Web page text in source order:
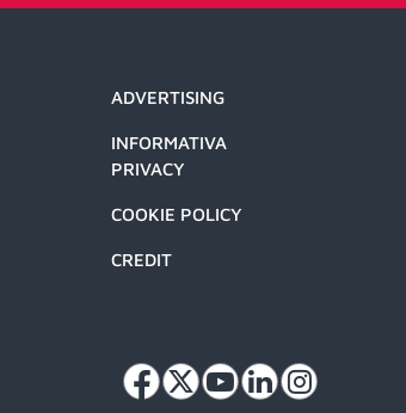
ADVERTISING
INFORMATIVA
PRIVACY
COOKIE POLICY
CREDIT